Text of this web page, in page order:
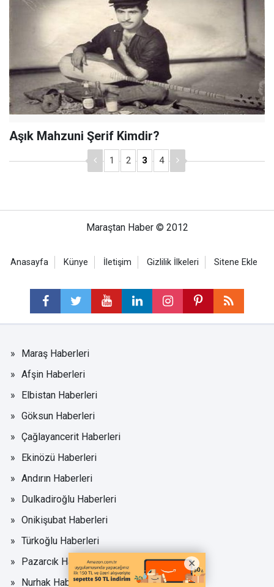
Aşık Mahzuni Şerif Kimdir?
1 2 3 4
Maraştan Haber © 2012
Anasayfa Künye İletişim Gizlilik İlkeleri Sitene Ekle
Maraş Haberleri
Afşin Haberleri
Elbistan Haberleri
Göksun Haberleri
Çağlayancerit Haberleri
Ekinözü Haberleri
Andırın Haberleri
Dulkadiroğlu Haberleri
Onikişubat Haberleri
Türkoğlu Haberleri
Pazarcık Haberleri
Nurhak Haberleri